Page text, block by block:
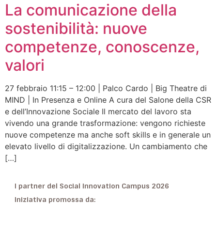
La comunicazione della
sostenibilità: nuove
competenze, conoscenze,
valori
27 febbraio 11:15 – 12:00 | Palco Cardo | Big Theatre di
MIND | In Presenza e Online A cura del Salone della CSR
e dell’Innovazione Sociale Il mercato del lavoro sta
vivendo una grande trasformazione: vengono richieste
nuove competenze ma anche soft skills e in generale un
elevato livello di digitalizzazione. Un cambiamento che
[…]
I partner del Social Innovation Campus 2026
Iniziativa promossa da: